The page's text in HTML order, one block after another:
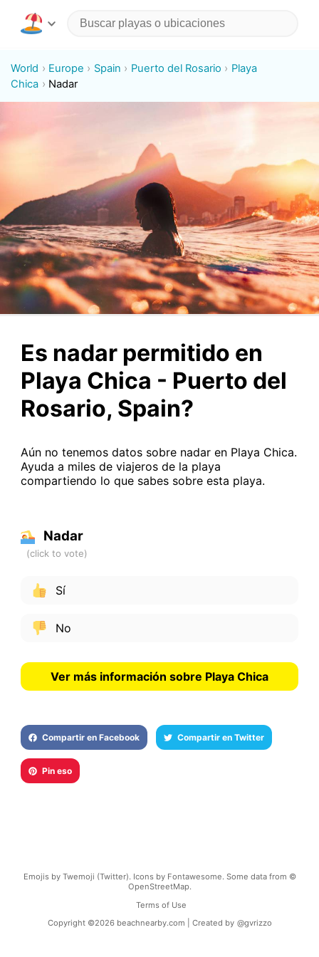
World Europe Spain Puerto del Rosario
Playa
Chica
Nadar
Es nadar permitido en
Playa Chica - Puerto del
Rosario, Spain?
Aún no tenemos datos sobre nadar en Playa Chica.
Ayuda a miles de viajeros de la playa
compartiendo lo que sabes sobre esta playa.
Nadar
Sí
No
Ver más información sobre Playa Chica
Compartir en Facebook Compartir en Twitter
Pin eso
Emojis by Twemoji (Twitter). Icons by Fontawesome. Some data from ©
OpenStreetMap.
Terms of Use
Copyright ©2026 beachnearby.com | Created by @gvrizzo